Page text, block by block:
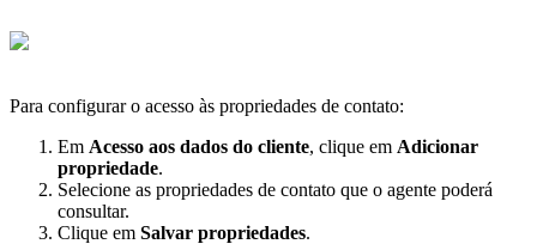
Para configurar o acesso às propriedades de contato:
Em Acesso aos dados do cliente, clique em Adicionar
propriedade.
Selecione as propriedades de contato que o agente poderá
consultar.
Clique em Salvar propriedades.